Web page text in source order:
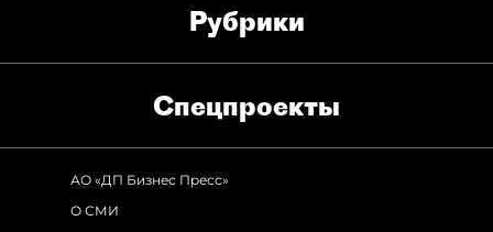
Рубрики
Спец­проекты
АО «ДП Бизнес Пресс»
О СМИ